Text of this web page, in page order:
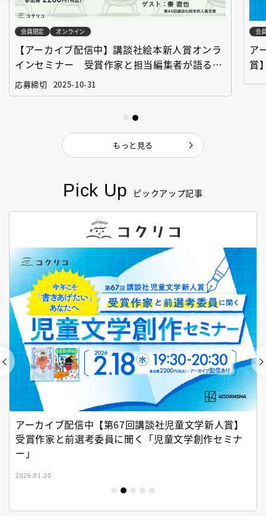
Pick Up ピックアップ記事
アーカイブ配信中【第67回講談社児童文学新人賞】
受賞作家と前選考委員に聞く「児童文学創作セミナ
ー」
2026.01.30
会員限定 オンライン
【アーカイブ配信中】講談社絵本新人賞オンラ
インセミナー 受賞作家と担当編集者が語る
「絵本創作実践講座」
応募締切 2025-10-31
会
ア
賞
もっと見る